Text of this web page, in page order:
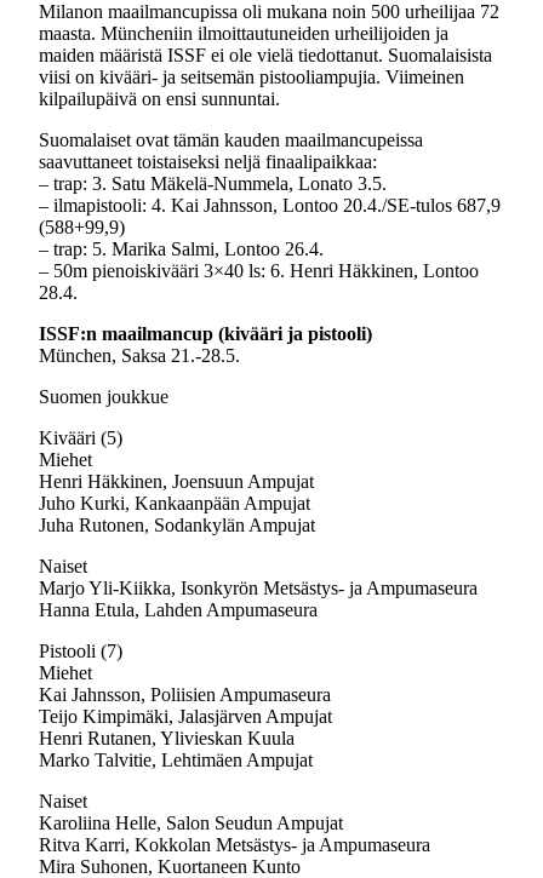
Milanon maailmancupissa oli mukana noin 500 urheilijaa 72
maasta. Müncheniin ilmoittautuneiden urheilijoiden ja
maiden määristä ISSF ei ole vielä tiedottanut. Suomalaisista
viisi on kivääri- ja seitsemän pistooliampujia. Viimeinen
kilpailupäivä on ensi sunnuntai.
Suomalaiset ovat tämän kauden maailmancupeissa
saavuttaneet toistaiseksi neljä finaalipaikkaa:
– trap: 3. Satu Mäkelä-Nummela, Lonato 3.5.
– ilmapistooli: 4. Kai Jahnsson, Lontoo 20.4./SE-tulos 687,9
(588+99,9)
– trap: 5. Marika Salmi, Lontoo 26.4.
– 50m pienoiskivääri 3×40 ls: 6. Henri Häkkinen, Lontoo
28.4.
ISSF:n maailmancup (kivääri ja pistooli)
München, Saksa 21.-28.5.
Suomen joukkue
Kivääri (5)
Miehet
Henri Häkkinen, Joensuun Ampujat
Juho Kurki, Kankaanpään Ampujat
Juha Rutonen, Sodankylän Ampujat
Naiset
Marjo Yli-Kiikka, Isonkyrön Metsästys- ja Ampumaseura
Hanna Etula, Lahden Ampumaseura
Pistooli (7)
Miehet
Kai Jahnsson, Poliisien Ampumaseura
Teijo Kimpimäki, Jalasjärven Ampujat
Henri Rutanen, Ylivieskan Kuula
Marko Talvitie, Lehtimäen Ampujat
Naiset
Karoliina Helle, Salon Seudun Ampujat
Ritva Karri, Kokkolan Metsästys- ja Ampumaseura
Mira Suhonen, Kuortaneen Kunto